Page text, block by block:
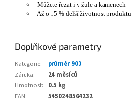
Můžete řezat i v žule a kamenech
Až o 15 % delší životnost produktu
Doplňkové parametry
Kategorie:
průměr 900
Záruka:
24 měsíců
Hmotnost:
0.5 kg
EAN:
5450248564232